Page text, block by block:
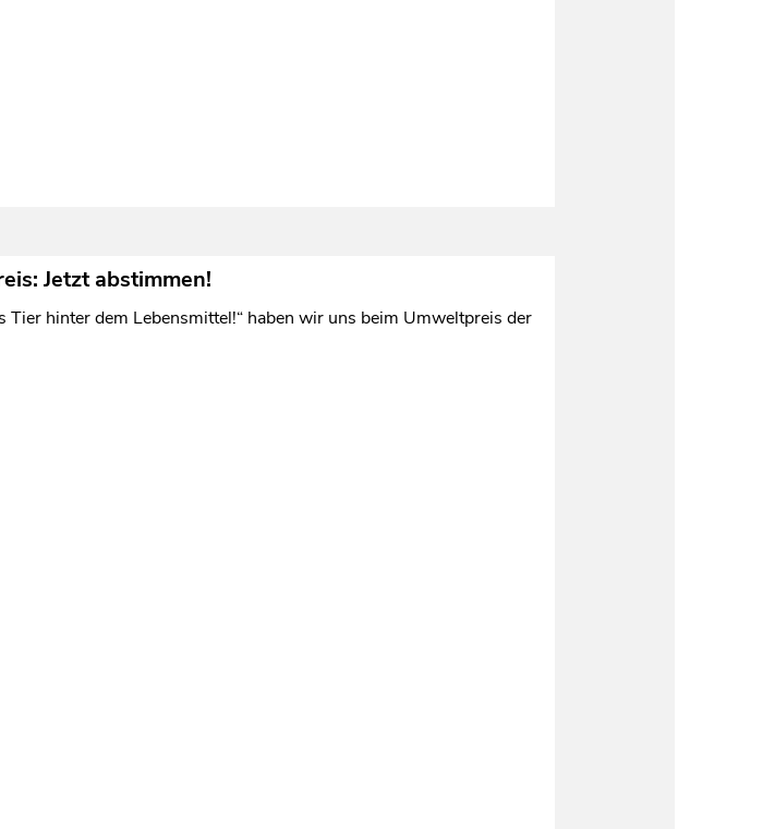
Jetzt abstimmen!
hinter dem Lebensmittel!“ haben wir uns beim Umweltpreis der